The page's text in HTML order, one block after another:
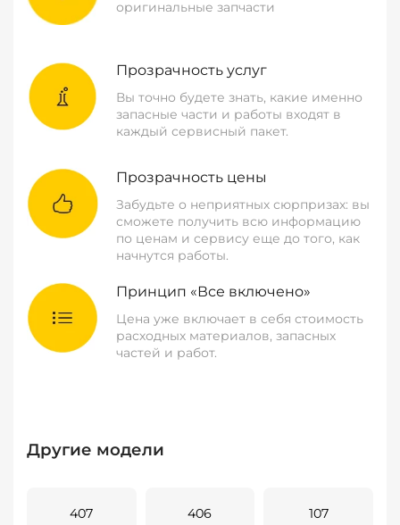
оригинальные запчасти
Прозрачность услуг
Вы точно будете знать, какие именно
запасные части и работы входят в
каждый сервисный пакет.
Прозрачность цены
Забудьте о неприятных сюрпризах: вы
сможете получить всю информацию
по ценам и сервису еще до того, как
начнутся работы.
Принцип «Все включено»
Цена уже включает в себя стоимость
расходных материалов, запасных
частей и работ.
Другие модели
407 406 107